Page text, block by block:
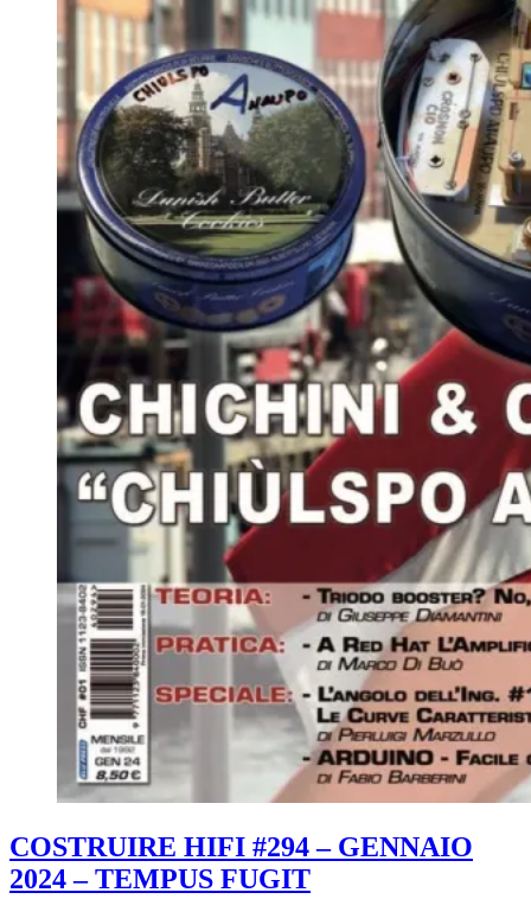
COSTRUIRE HIFI #294 – GENNAIO
2024 – TEMPUS FUGIT